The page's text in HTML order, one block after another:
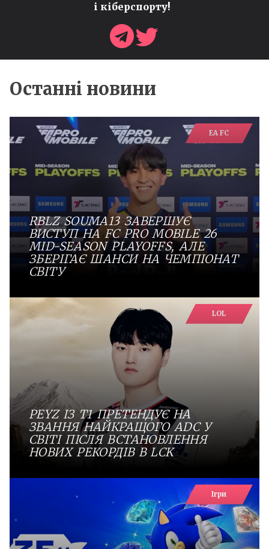
і кіберспорту!
Останні новини
EA FC
RBLZ SOUMA13 ЗАВЕРШУЄ
ВИСТУП НА FC PRO MOBILE 26
MID-SEASON PLAYOFFS, АЛЕ
ЗБЕРІГАЄ ШАНСИ НА ЧЕМПІОНАТ
СВІТУ
LOL
PEYZ ІЗ T1 ПРЕТЕНДУЄ НА
ЗВАННЯ НАЙКРАЩОГО ADC У
СВІТІ ПІСЛЯ ВСТАНОВЛЕННЯ
НОВИХ РЕКОРДІВ В LCK
Ігри